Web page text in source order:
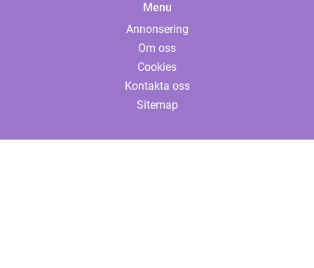
Menu
Annonsering
Om oss
Cookies
Kontakta oss
Sitemap